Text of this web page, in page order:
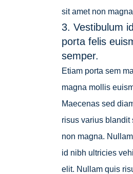
sit amet non
3. Vestibulum
porta felis
semper.
Etiam porta sem
magna mollis
Maecenas sed
risus varius blandit
non magna.
id nibh ultricies
elit. Nullam quis